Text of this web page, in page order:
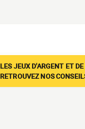
LES JEUX D'ARGENT ET
RETROUVEZ NOS